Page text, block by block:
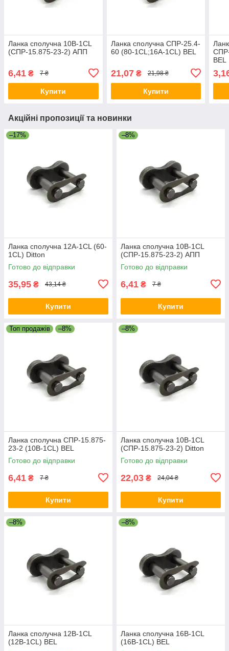
Ланка сполучна 10B-1CL
(СПР-15.875-23-2) АПП
6,41 ₴ 7 ₴
Купити
Ланка сполучна СПР-25.4-
60 (80-1CL;16A-1CL) BEL
21,07₴ 21,98 ₴
Купити
BEL
Акційні пропозиції та новинки
–17%
Ланка сполучна 12A-1CL (60-
1CL) Ditton
Готово до відправки
35,95 ₴ 43,14 ₴
Купити
–8%
Ланка сполучна 10B-1CL
(СПР-15.875-23-2) АПП
Готово до відправки
6,41 ₴ 7 ₴
Купити
Топ продажів –8%
Ланка сполучна СПР-15.875-
23-2 (10B-1CL) BEL
Готово до відправки
6,41 ₴ 7 ₴
Купити
–8%
Ланка сполучна 10B-1CL
(СПР-15.875-23-2) Ditton
Готово до відправки
22,03 ₴ 24,04 ₴
Купити
–8%
Ланка сполучна 12B-1CL
(12B-1CL) BEL
–8%
Ланка сполучна 16B-1CL
(16B-1CL) BEL